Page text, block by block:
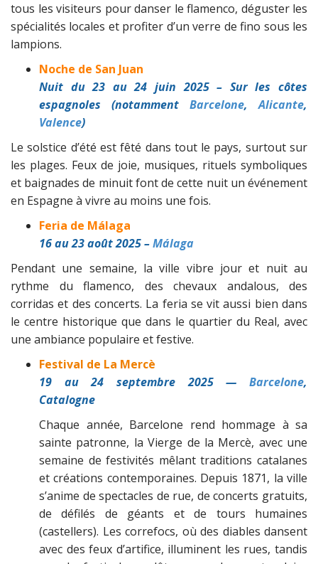
tous les visiteurs pour danser le flamenco, déguster les
spécialités locales et profiter d’un verre de fino sous les
lampions.
Noche de San Juan
Nuit du 23 au 24 juin 2025 – Sur les côtes
espagnoles (notamment Barcelone,Alicante,
Valence)
Le solstice d’été est fêté dans tout le pays, surtout sur
les plages. Feux de joie, musiques, rituels symboliques
et baignades de minuit font de cette nuit un événement
en Espagne à vivre au moins une fois.
Feria de Málaga
16 au 23 août 2025 –Málaga
Pendant une semaine, la ville vibre jour et nuit au
rythme du flamenco, des chevaux andalous, des
corridas et des concerts. La feria se vit aussi bien dans
le centre historique que dans le quartier du Real, avec
une ambiance populaire et festive.
Festival de La Mercè
19 au 24 septembre 2025 — Barcelone,
Catalogne
Chaque année, Barcelone rend hommage à sa
sainte patronne, la Vierge de la Mercè, avec une
semaine de festivités mêlant traditions catalanes
et créations contemporaines. Depuis 1871, la ville
s’anime de spectacles de rue, de concerts gratuits,
de défilés de géants et de tours humaines
(castellers). Les correfocs, où des diables dansent
avec des feux d’artifice, illuminent les rues, tandis